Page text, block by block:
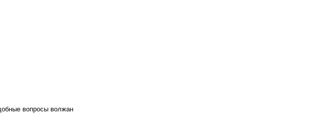
вопросы волжан